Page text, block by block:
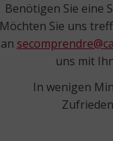
Benötigen Sie eine
Möchten Sie uns
an
uns mit
In wenigen